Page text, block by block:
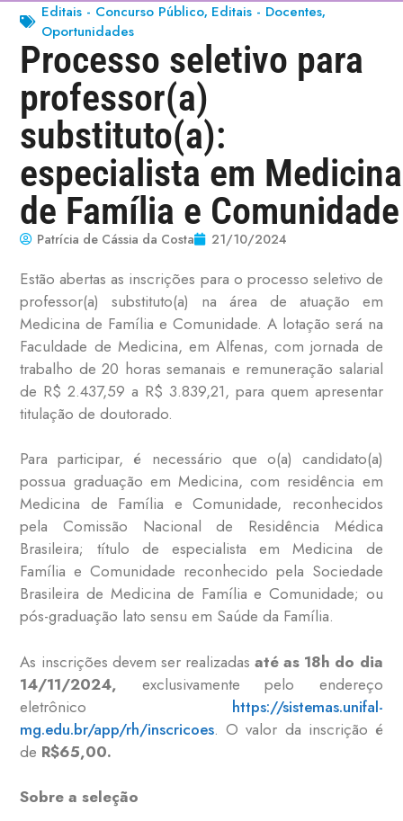
Editais - Concurso Público, Editais - Docentes,
Oportunidades
Processo seletivo para
professor(a)
substituto(a):
especialista em Medicina
de Família e Comunidade
Patrícia de Cássia da Costa 21/10/2024
Estão abertas as inscrições para o processo seletivo de
professor(a) substituto(a) na área de atuação em
Medicina de Família e Comunidade. A lotação será na
Faculdade de Medicina, em Alfenas, com jornada de
trabalho de 20 horas semanais e remuneração salarial
de R$ 2.437,59 a R$ 3.839,21, para quem apresentar
titulação de doutorado.
Para participar, é necessário que o(a) candidato(a)
possua graduação em Medicina, com residência em
Medicina de Família e Comunidade, reconhecidos
pela Comissão Nacional de Residência Médica
Brasileira; título de especialista em Medicina de
Família e Comunidade reconhecido pela Sociedade
Brasileira de Medicina de Família e Comunidade; ou
pós-graduação lato sensu em Saúde da Família.
As inscrições devem ser realizadas até as 18h do dia
14/11/2024, exclusivamente pelo endereço
eletrônico https://sistemas.unifal-
mg.edu.br/app/rh/inscricoes. O valor da inscrição é
de R$65,00.
Sobre a seleção